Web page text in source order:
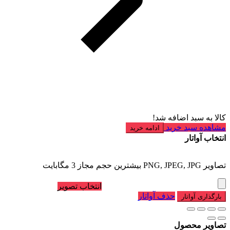
کالا به سبد اضافه شد!
مشاهده سبد خرید
ادامه خرید
انتخاب آواتار
تصاویر PNG, JPEG, JPG بیشترین حجم مجاز 3 مگابایت
انتخاب تصویر
بارگذاری آواتار حذف آواتار
تصاویر محصول